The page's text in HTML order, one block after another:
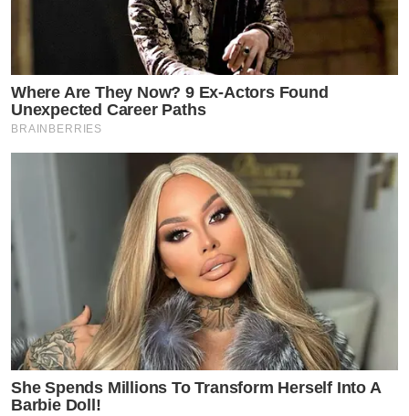
Where Are They Now? 9 Ex-Actors Found
Unexpected Career Paths
BRAINBERRIES
She Spends Millions To Transform Herself Into A
Barbie Doll!